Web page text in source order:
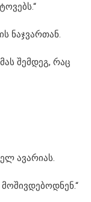
ნაჯვართან.
შემდეგ, რაც
ავარიას.